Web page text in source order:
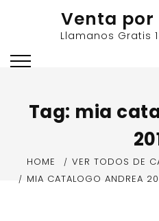
Venta
Llamanos Gratis
Tag: mia
HOME
VER TODOS DE
MIA CATALOGO ANDREA